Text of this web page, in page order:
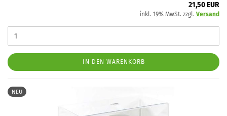
21,50 EUR
inkl. 19% MwSt. zzgl. Versand
IN DEN WARENKORB
NEU